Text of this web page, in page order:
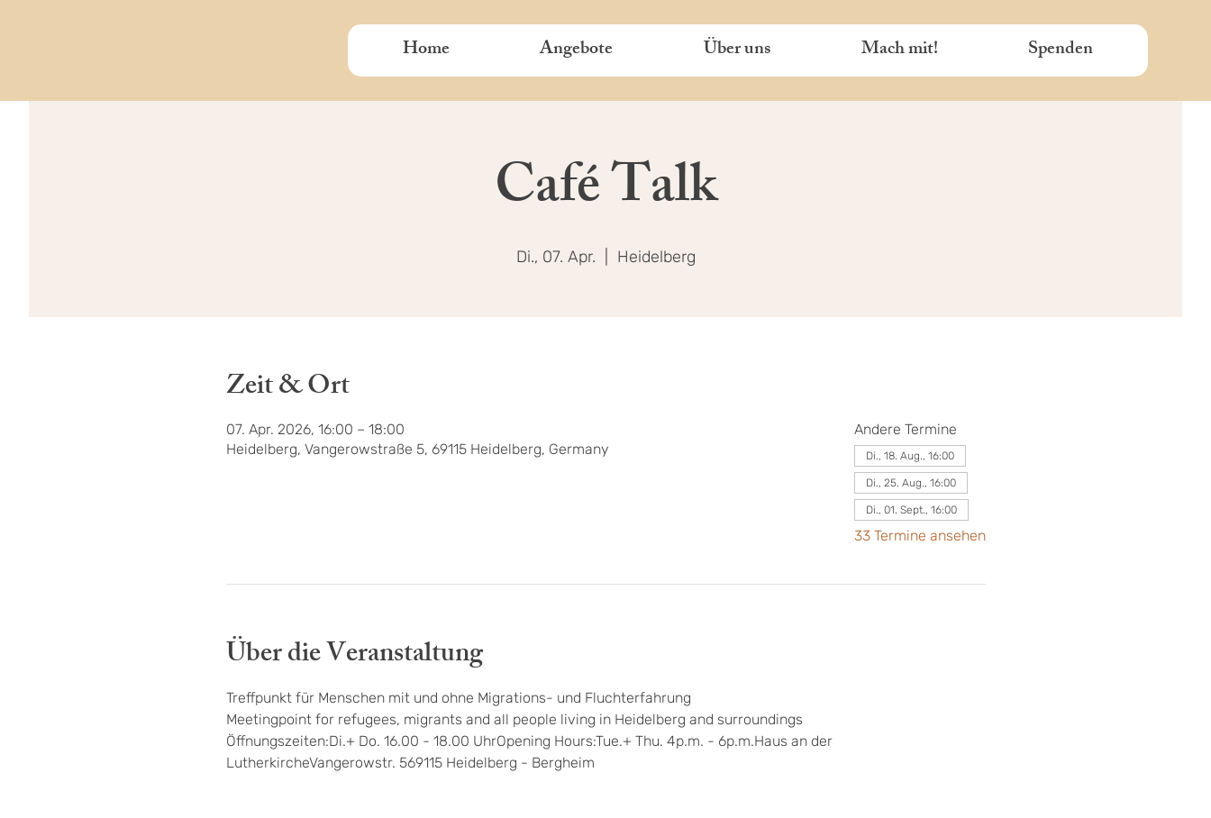
Home Angebote Über uns Mach mit! Spenden
Café Talk
Di., 07. Apr. Heidelberg
Zeit & Ort
07. Apr. 2026, 16:00 – 18:00
Heidelberg, Vangerowstraße 5, 69115 Heidelberg, Germany
Andere Termine
Di., 18. Aug., 16:00
Di., 25. Aug., 16:00
Di., 01. Sept., 16:00
33 Termine ansehen
Über die Veranstaltung
Treffpunkt für Menschen mit und ohne Migrations- und Fluchterfahrung
Meetingpoint for refugees, migrants and all people living in Heidelberg and surroundings
Öffnungszeiten:Di.+ Do. 16.00 - 18.00 UhrOpening Hours:Tue.+ Thu. 4p.m. - 6p.m.Haus an der
LutherkircheVangerowstr. 569115 Heidelberg - Bergheim